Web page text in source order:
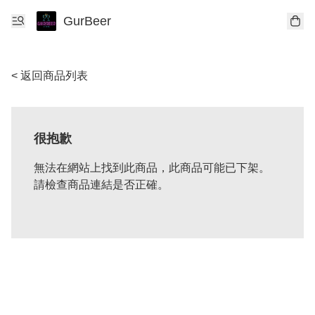
GurBeer
< 返回商品列表
很抱歉
無法在網站上找到此商品，此商品可能已下架。
請檢查商品連結是否正確。